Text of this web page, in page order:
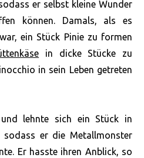
er selbst kleine Wunder
können. Damals, als es
ein Stück Pinie zu formen
in dicke Stücke zu
in sein Leben getreten
lehnte sich ein Stück in
sodass er die Metallmonster
Er hasste ihren Anblick, so